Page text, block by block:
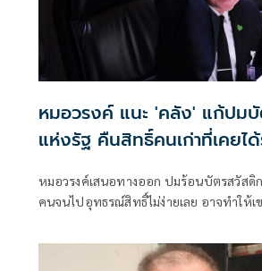
หมอวรงค์ แนะ 'คลัง' แก้ปม
แห่งรัฐ คืนสิทธิ์คนเก่าที่เคยไ
หมอวรงค์เสนอทางออก ปมร้อนบัตรสวัสดิ
คนจนไปอุทธรณ์สิทธิ์ไม่ง่ายเลย อาจทำให้เ